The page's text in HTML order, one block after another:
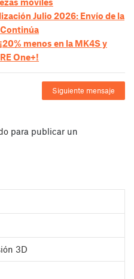
Julio 2026: Envío de la
Continúa
menos en la MK4S y
One+!
Siguiente mensaje
para publicar un
3D